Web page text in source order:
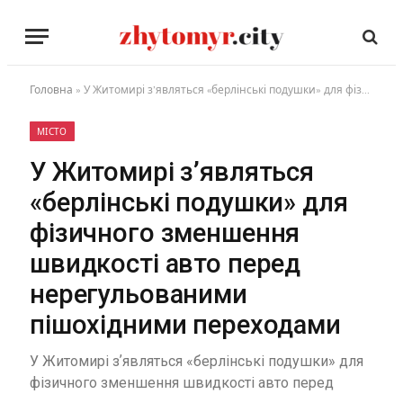
Головна » У Житомирі зʼявляться «берлінські подушки» для фізичного зменшення швидкості авто перед нерегульованими пішохідними переходами
МІСТО
У Житомирі зʼявляться
«берлінські подушки» для
фізичного зменшення
швидкості авто перед
нерегульованими
пішохідними переходами
У Житомирі зʼявляться «берлінські подушки» для
фізичного зменшення швидкості авто перед